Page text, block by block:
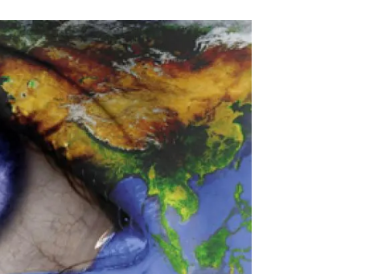
Observació de la terra